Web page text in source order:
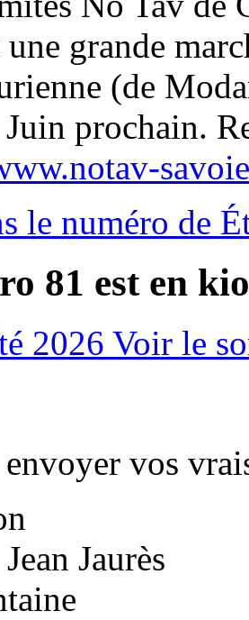
une grande
(de
prochain.
le numéro de
81 est en
2026 Voir le
vos
Jaurès